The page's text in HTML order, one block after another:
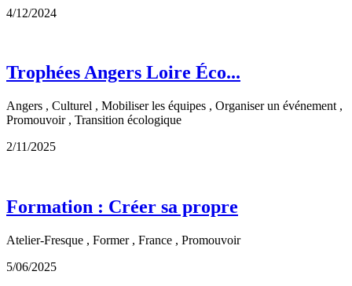
4/12/2024
Trophées Angers Loire Éco...
Angers , Culturel , Mobiliser les équipes , Organiser un événement ,
Promouvoir , Transition écologique
2/11/2025
Formation : Créer sa propre
Atelier-Fresque , Former , France , Promouvoir
5/06/2025